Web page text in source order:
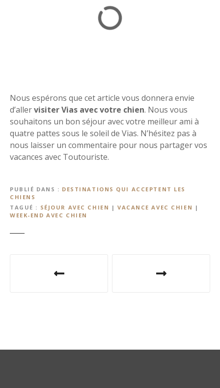
Nous espérons que cet article vous donnera envie
d’allervisiter Vias avec votre chien. Nous vous
souhaitons un bon séjour avec votre meilleur ami à
quatre pattes sous le soleil de Vias. N’hésitez pas à
nous laisser un commentaire pour nous partager vos
vacances avec Toutouriste.
PUBLIÉ DANS
DESTINATIONS QUI ACCEPTENT LES
CHIENS
TAGUÉ
SÉJOUR AVEC CHIEN | VACANCE AVEC CHIEN |
WEEK-END AVEC CHIEN